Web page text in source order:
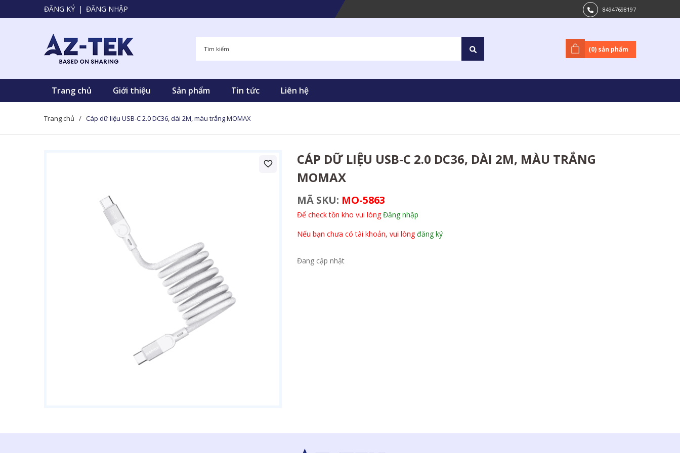
ĐĂNG KÝ | ĐĂNG NHẬP 84947698197
(0) sản phẩm
Trang chủ Giới thiệu Sản phẩm Tin tức Liên hệ
Trang chủ / Cáp dữ liệu USB-C 2.0 DC36, dài 2M, màu trắng MOMAX
CÁP DỮ LIỆU USB-C 2.0 DC36, DÀI 2M, MÀU TRẮNG
MOMAX
MÃ SKU: MO-5863
Để check tồn kho vui lòngĐăng nhập
Nếu bạn chưa có tài khoản, vui lòngđăng ký
Đang cập nhật